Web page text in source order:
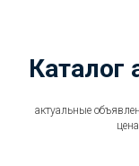
актуальные